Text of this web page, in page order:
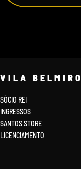
VILA BELMIRO
SÓCIO REI
INGRESSOS
SANTOS STORE
LICENCIAMENTO